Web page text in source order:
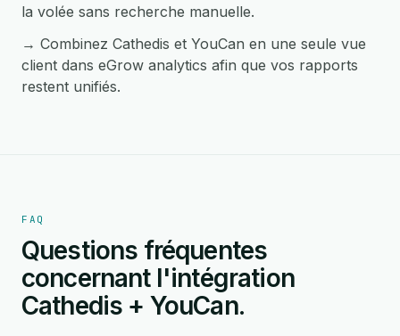
la volée sans recherche manuelle.
→ Combinez Cathedis et YouCan en une seule vue
client dans eGrow analytics afin que vos rapports
restent unifiés.
FAQ
Questions fréquentes
concernant l'intégration
Cathedis + YouCan.